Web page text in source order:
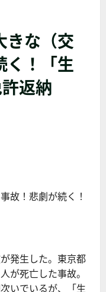
きな（交
く！「生
返納
故！悲劇が続く！
発生した。東京都
が死亡した事故。
いでいるが、「生